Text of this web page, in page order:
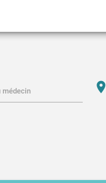
médecin location_on